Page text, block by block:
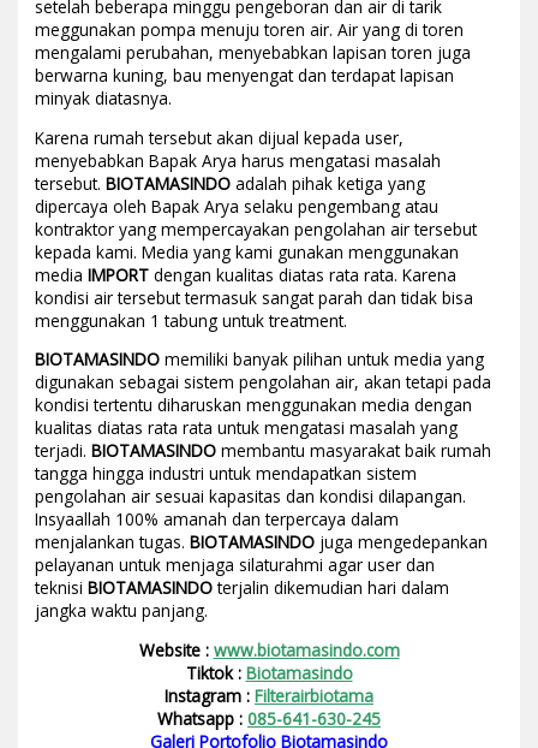
setelah beberapa minggu pengeboran dan air di tarik
meggunakan pompa menuju toren air. Air yang di toren
mengalami perubahan, menyebabkan lapisan toren juga
berwarna kuning, bau menyengat dan terdapat lapisan
minyak diatasnya.
Karena rumah tersebut akan dijual kepada user,
menyebabkan Bapak Arya harus mengatasi masalah
tersebut.BIOTAMASINDOadalah pihak ketiga yang
dipercaya oleh Bapak Arya selaku pengembang atau
kontraktor yang mempercayakan pengolahan air tersebut
kepada kami. Media yang kami gunakan menggunakan
mediaIMPORTdengan kualitas diatas rata rata. Karena
kondisi air tersebut termasuk sangat parah dan tidak bisa
menggunakan 1 tabung untuk treatment.
BIOTAMASINDOmemiliki banyak pilihan untuk media yang
digunakan sebagai sistem pengolahan air, akan tetapi pada
kondisi tertentu diharuskan menggunakan media dengan
kualitas diatas rata rata untuk mengatasi masalah yang
terjadi.BIOTAMASINDOmembantu masyarakat baik rumah
tangga hingga industri untuk mendapatkan sistem
pengolahan air sesuai kapasitas dan kondisi dilapangan.
Insyaallah 100% amanah dan terpercaya dalam
menjalankan tugas.BIOTAMASINDO juga mengedepankan
pelayanan untuk menjaga silaturahmi agar user dan
teknisiBIOTAMASINDOterjalin dikemudian hari dalam
jangka waktu panjang.
Website : www.biotamasindo.com
Tiktok : Biotamasindo
Instagram : Filterairbiotama
Whatsapp : 085-641-630-245
Galeri Portofolio Biotamasindo